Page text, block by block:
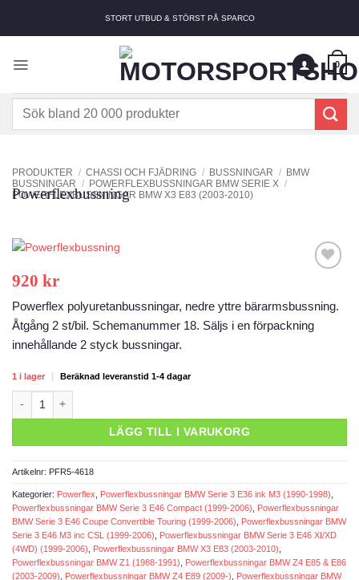
STORT UTBUD & STÖRST PÅ SPARCO
0
Sök
PRODUKTER / CHASSI OCH FJÄDRING / BUSSNINGAR / BMW
BUSSNINGAR / POWERFLEXBUSSNINGAR BMW SERIE X /
POWERFLEXBUSSNINGAR BMW X3 E83 (2003-2010)
Powerflexbussning
920 kr
Powerflex polyuretanbussningar, nedre yttre bärarmsbussning.
Åtgång 2 st/bil. Schemanummer 18. Säljs i en förpackning
innehållande 2 styck bussningar.
1 i lager | Beräknad leveranstid 1-4 dagar
LÄGG TILL I VARUKORG
Artikelnr: PFR5-4618
Kategorier: Powerflex Powerflexbussningar BMW Serie 3 E36 ink M3 (1990-1998)
Powerflexbussningar BMW Serie 3 E46 Compact (1999-2006)
Powerflexbussningar
BMW Serie 3 E46 Coupe Convertible Touring (1999-2006)
Powerflexbussningar BMW
Serie 3 E46 M3 inc CSL (1999-2006)
Powerflexbussningar BMW Serie 3 E46 XI/XD
(4WD) (1999-2006)
Powerflexbussningar BMW X3 E83 (2003-2010)
Powerflexbussningar BMW Z1 (1988-1991)
Powerflexbussningar BMW Z4 E85 & E86
(2003-2009)
Powerflexbussningar BMW Z4 E89 (2009-)
Powerflexbussningar BMW